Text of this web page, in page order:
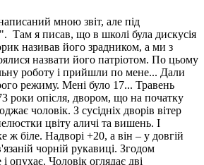
мною звіт, але під
Там я писав, що в школі була дискусія
називав його зрадником, а ми з
назвати його патріотом. По цьому
роботу і прийшли по мене... Дали
режиму. Мені було 17... Травень
роки опісля, двором, що на початку
чоловік. З сусідніх дворів вітер
цвіту аличі та вишень. І
ж біле. Надворі +20, а він – у довгій
чорній рукавиці. Згодом
опухає. Чоловік оглядає дві